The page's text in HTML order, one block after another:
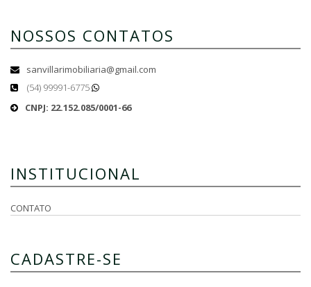
NOSSOS CONTATOS
sanvillarimobiliaria@gmail.com
(54) 99991-6775
CNPJ: 22.152.085/0001-66
INSTITUCIONAL
CONTATO
CADASTRE-SE